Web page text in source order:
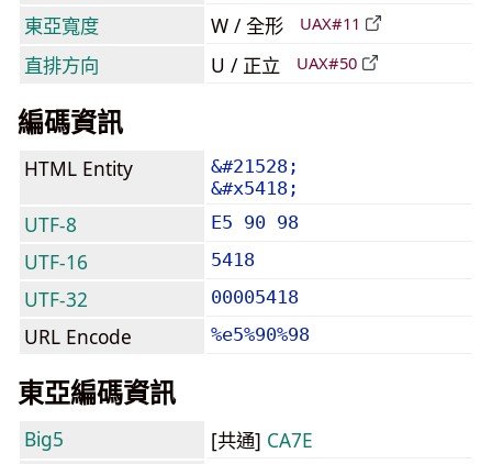
東亞寬度
W / 全形 UAX#11
直排方向 U / 正立 UAX#50
編碼資訊
HTML Entity
&#21528;
&#x5418;
UTF-8 E5 90 98
UTF-16 5418
UTF-32 00005418
URL Encode %e5%90%98
東亞編碼資訊
Big5 [共通] CA7E